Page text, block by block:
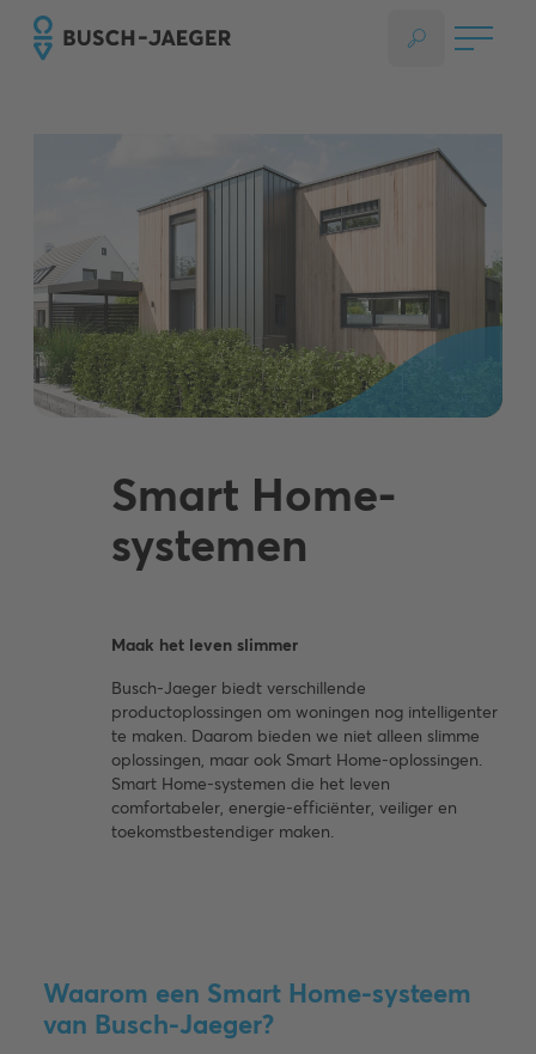
Smart Home-
systemen
Maak het leven slimmer
Busch-Jaeger biedt verschillende
productoplossingen om woningen nog intelligenter
te maken. Daarom bieden we niet alleen slimme
oplossingen, maar ook Smart Home-oplossingen.
Smart Home-systemen die het leven
comfortabeler, energie-efficiënter, veiliger en
toekomstbestendiger maken.
Waarom een ​​Smart Home-systeem
van Busch-Jaeger?